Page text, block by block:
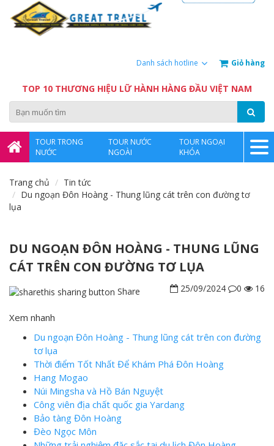
Danh sách hotline Giỏ hàng
TOP 10 THƯƠNG HIỆU LỮ HÀNH HÀNG ĐẦU VIỆT NAM
TOUR TRONG
NƯỚC
TOUR NƯỚC
NGOÀI
TOUR NGOẠI
KHÓA
Trang chủ
Tin tức
Du ngoạn Đôn Hoàng - Thung lũng cát trên con đường tơ
lụa
DU NGOẠN ĐÔN HOÀNG - THUNG LŨNG
CÁT TRÊN CON ĐƯỜNG TƠ LỤA
25/09/2024 0 16
Share
Xem nhanh
Du ngoạn Đôn Hoàng - Thung lũng cát trên con đường
tơ lụa
Thời điểm Tốt Nhất Để Khám Phá Đôn Hoàng
Hang Mogao
Núi Mingsha và Hồ Bán Nguyệt
Công viên địa chất quốc gia Yardang
Bảo tàng Đôn Hoàng
Đèo Ngọc Môn